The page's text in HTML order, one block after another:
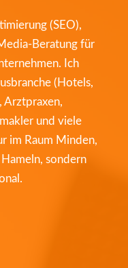
(SEO),
Beratung für
Ich
(Hotels,
Arztpraxen,
und viele
im Raum Minden,
sondern